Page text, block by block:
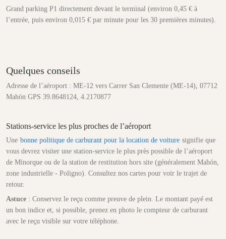
Grand parking P1 directement devant le terminal (environ 0,45 € à
l’entrée, puis environ 0,015 € par minute pour les 30 premières minutes).
Quelques conseils
Adresse de l’aéroport : ME-12 vers Carrer San Clemente (ME-14), 07712
Mahón GPS 39.8648124, 4.2170877
Stations-service les plus proches de l’aéroport
Une bonne politique de carburant pour la location de voiture signifie que
vous devrez visiter une station-service le plus près possible de l’aéroport
de Minorque ou de la station de restitution hors site (généralement Mahón,
zone industrielle - Poligno). Consultez nos cartes pour voir le trajet de
retour.
Astuce : Conservez le reçu comme preuve de plein. Le montant payé est
un bon indice et, si possible, prenez en photo le compteur de carburant
avec le reçu visible sur votre téléphone.